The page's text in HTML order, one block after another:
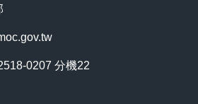
0207 分機22